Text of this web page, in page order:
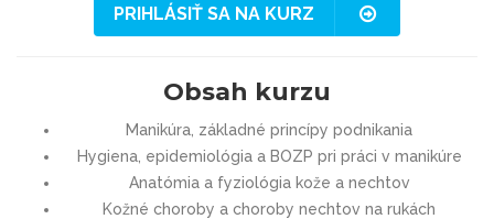
PRIHLÁSIŤ SA NA KURZ
Obsah kurzu
Manikúra, základné princípy podnikania
Hygiena, epidemiológia a BOZP pri práci v manikúre
Anatómia a fyziológia kože a nechtov
Kožné choroby a choroby nechtov na rukách